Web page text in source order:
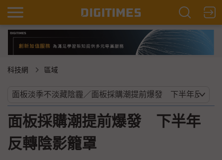
科技網 區域
面板採購潮提前爆發 下半年
反轉陰影籠罩